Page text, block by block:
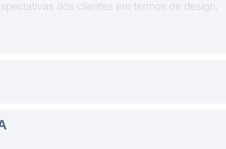
dos clientes em termos de design,
explora oportunidades de distribuição em
que atendem a diferentes segmentos de
e industriais.